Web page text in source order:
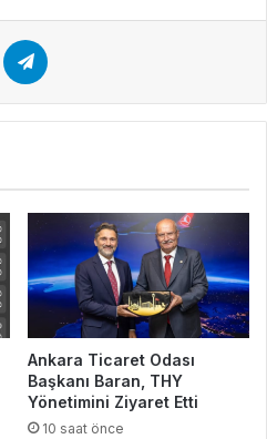
WhatsApp
Ankara Ticaret Odası
Başkanı Baran, THY
Yönetimini Ziyaret Etti
10 saat önce